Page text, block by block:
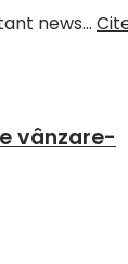
news…
vânzare-